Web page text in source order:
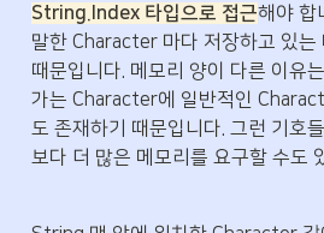
String.Index 타입으로 접근해야 합
말한 Character 마다 저장하고 있는
때문입니다. 메모리 양이 다른 이유
가는 Character에 일반적인
도 존재하기 때문입니다. 그런 기호
보다 더 많은 메모리를 요구할 수도